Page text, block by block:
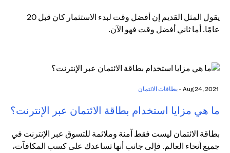
يقول المثل القديم إن أفضل وقت لبدء الاستثمار كان قبل 20
عامًا. أما ثاني أفضل وقت فهو الآن.
بطاقات الائتمان
ما هي مزايا استخدام بطاقة الائتمان عبر الإنترنت؟
بطاقة الائتمان ليست فقط آمنة وملائمة للتسوق عبر الإنترنت في
جميع أنحاء العالم. فإلى جانب أنها تساعدك على كسب المكافآت،